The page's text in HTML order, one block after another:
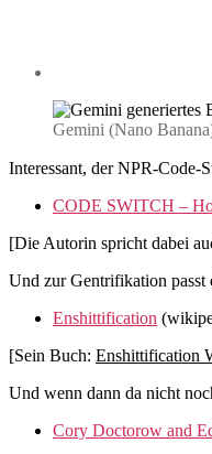
Gemini (Nano
Interessant, der NPR-
CODE SWITCH –
[Die Autorin spricht dabei
Und zur Gentrifikation
Enshittification
[Sein Buch: Enshittification
Und wenn dann da nicht
Cory Doctorow and